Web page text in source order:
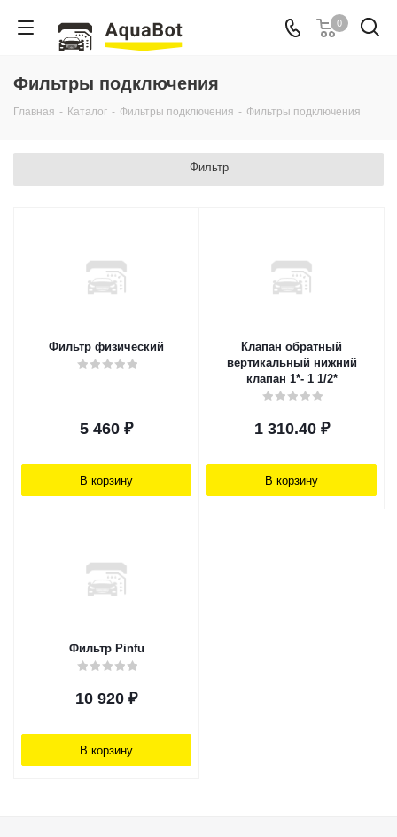
0
Фильтры подключения
Главная - Каталог - Фильтры подключения - Фильтры подключения
Фильтр
Фильтр физический
5 460 ₽
В корзину
Клапан обратный
вертикальный нижний
клапан 1*- 1 1/2*
1 310.40₽
В корзину
Фильтр Pinfu
10 920 ₽
В корзину